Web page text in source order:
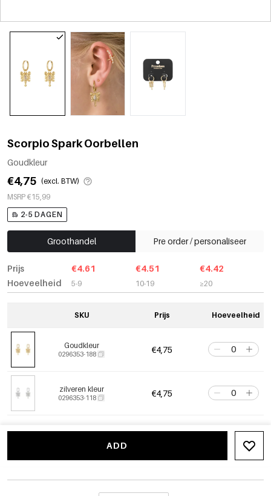
Scorpio Spark Oorbellen
Goudkleur
€4,75 (excl. BTW)
MSRP €15,99
2-5 DAGEN
Groothandel Pre order / personaliseer
Prijs
Hoeveelheid
€4.61
5-9
€4.51
10-19
€4.42
≥20
SKU Prijs Hoeveelheid
Goudkleur
0296353-188 €4,75
zilveren kleur
0296353-118 €4,75
ADD